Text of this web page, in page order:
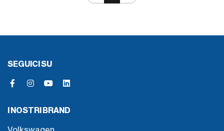
SEGUICI SU
I NOSTRI BRAND